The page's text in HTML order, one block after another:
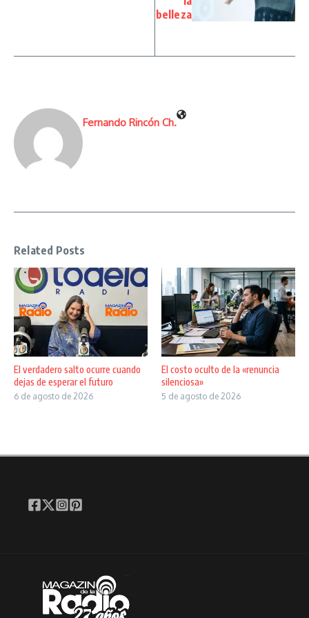
belleza
Fernando Rincón Ch.
Related Posts
El verdadero salto ocurre cuando
dejas de esperar el futuro
6 de agosto de 2026
El costo oculto de la «renuncia
silenciosa»
5 de agosto de 2026